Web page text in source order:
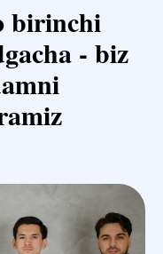
birinchi
- biz